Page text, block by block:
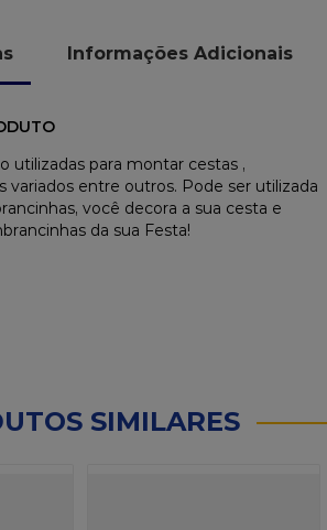
Informações Adicionais
utilizadas para montar cestas ,
variados entre outros. Pode ser utilizada
você decora a sua cesta e
da sua Festa!
SIMILARES